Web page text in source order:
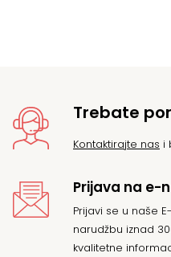
Trebate
Kontaktirajte nas i
Prijava na e-
Prijavi se u naše
narudžbu iznad
kvalitetne